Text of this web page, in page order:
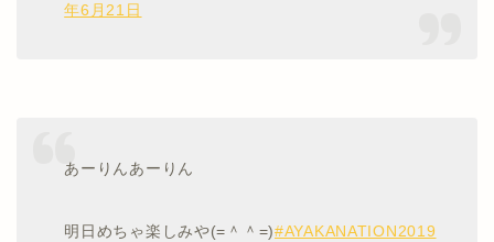
年6月21日
あーりんあーりん
明日めちゃ楽しみや(=＾＾=)#AYAKANATION2019